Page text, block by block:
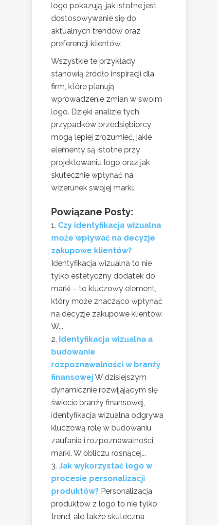
logo pokazują, jak istotne jest
dostosowywanie się do
aktualnych trendów oraz
preferencji klientów.
Wszystkie te przykłady
stanowią źródło inspiracji dla
firm, które planują
wprowadzenie zmian w swoim
logo. Dzięki analizie tych
przypadków przedsiębiorcy
mogą lepiej zrozumieć, jakie
elementy są istotne przy
projektowaniu logo oraz jak
skutecznie wpłynąć na
wizerunek swojej marki.
Powiązane Posty:
Czy identyfikacja wizualna
może wpływać na decyzje
zakupowe klientów?
Identyfikacja wizualna to nie
tylko estetyczny dodatek do
marki – to kluczowy element,
który może znacząco wpłynąć
na decyzje zakupowe klientów.
W...
Identyfikacja wizualna a
budowanie
rozpoznawalności w branży
finansowejW dzisiejszym
dynamicznie rozwijającym się
świecie branży finansowej,
identyfikacja wizualna odgrywa
kluczową rolę w budowaniu
zaufania i rozpoznawalności
marki. W obliczu rosnącej...
Jak wykorzystać logo w
procesie personalizacji
produktów? Personalizacja
produktów z logo to nie tylko
trend, ale także skuteczna